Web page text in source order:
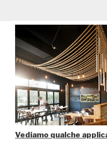
Vediamo qualche